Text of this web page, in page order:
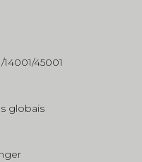
45001
globais